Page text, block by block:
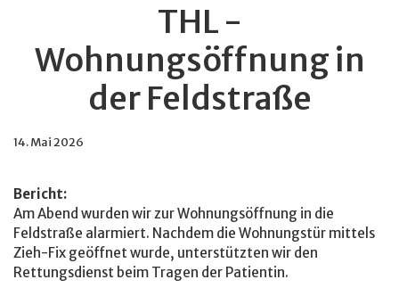
THL -
Wohnungsöffnung in
der Feldstraße
14. Mai 2026
Bericht:
Am Abend wurden wir zur Wohnungsöffnung in die
Feldstraße alarmiert. Nachdem die Wohnungstür mittels
Zieh-Fix geöffnet wurde, unterstützten wir den
Rettungsdienst beim Tragen der Patientin.